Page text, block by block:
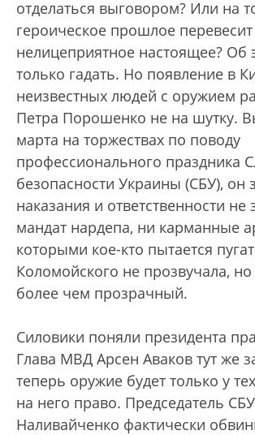
отделаться выговором? Или на
героическое прошлое перевесит
нелицеприятное настоящее? Об
только гадать. Но появление в
неизвестных людей с оружием
Петра Порошенко не на шутку.
марта на торжествах по поводу
профессионального праздника
безопасности Украины (СБУ), он
наказания и ответственности не
мандат нардепа, ни карманные
которыми кое-кто пытается
Коломойского не прозвучала,
более чем прозрачный.
Силовики поняли президента
Глава МВД Арсен Аваков тут же
теперь оружие будет только у
на него право. Председатель
Наливайченко фактически